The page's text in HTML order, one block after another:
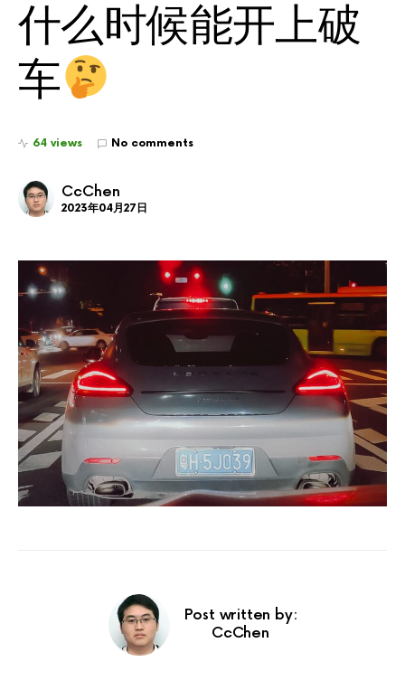
什么时候能开上破
车
64 views No comments
CcChen
2023年04月27日
Post written by:
CcChen